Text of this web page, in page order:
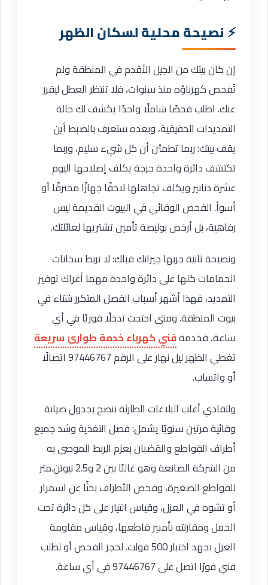
نصيحة محلية لسكان الظهر
إن كان بيتك من الجيل الأقدم في المنطقة ولم
تُفحص كهرباؤه منذ سنوات، فلا تنتظر العطل ليقرر
عنك. اطلب فحصًا شاملًا واحدًا يكشف لك حالة
التمديدات الحقيقية، وبعده ستعرف بالضبط أين
يقف بيتك: ربما تطمئن أن كل شيء سليم، وربما
تكتشف دائرة واحدة حرجة يكلف إصلاحها اليوم
عشرة دنانير ويكلف تجاهلها لاحقًا جهازًا محترقًا أو
أسوأ. الفحص الوقائي في البيوت القديمة ليس
رفاهية، بل أرخص بوليصة تأمين تشتريها لعائلتك.
ونصيحة ثانية جربها جيرانك قبلك: لا تربط سخانات
الحمامات كلها على دائرة واحدة مهما أغراك توفير
التمديد، فهذا أشهر أسباب الفصل المتكرر شتاء في
بيوت المنطقة. ومتى احتجت تدخلًا فوريًا في أي
ساعة، فخدمةفني كهرباء خدمة طوارئ سريعة
تغطي الظهر ليل نهار على الرقم 97446767 اتصالًا
أو واتساب.
ولتفادي أغلب البلاغات الطارئة ننصح بجدول صيانة
وقائية مرتين سنويًا يشمل: فصل التغذية وشد جميع
أطراف القواطع والقضبان بعزم الربط الموصى به
من الشركة الصانعة وهو غالبًا بين 2 و2.5 نيوتن.متر
للقواطع الصغيرة، وفحص الأطراف بحثًا عن اسمرار
أو تشوه في العزل، وقياس التيار على كل دائرة تحت
الحمل ومقارنته بأمبير قاطعها، وقياس مقاومة
العزل بجهد اختبار 500 فولت. لحجز الفحص أو لطلب
فني فورًا اتصل على 97446767 في أي ساعة.